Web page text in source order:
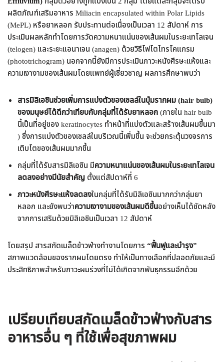
ผลิตภัณฑ์เสริมอาหาร Miliacin encapsulated within Polar Lipids
(MePL) หรือยาหลอก รับประทานต่อเนื่องเป็นเวลา 12 สัปดาห์ การ
ประเมินผลหลักทำโดยการวัดความหนาแน่นของเส้นผมในระยะเทโลเจน
(telogen) และระยะแอนาเจน (anagen) ด้วยวิธีโฟโตไทรโคแกรม
(phototrichogram) นอกจากนี้ยังมีการประเมินภาวะหนังศีรษะแห้งและ
ความเงางามของเส้นผมโดยแพทย์ผู้เชี่ยวชาญ ผลการศึกษาพบว่า
สารมิลิเอซินช่วยเพิ่มการแบ่งตัวของเซลล์ในปุ่มรากผม (hair bulb)
ของมนุษย์ได้ดีกว่าเทียบกับกลุ่มที่ได้รับยาหลอก(ภายใน hair bulb
นี้เป็นที่อยู่ของ keratinocytes ทำหน้าที่แบ่งตัวและสร้างเส้นผมขึ้นมา
) ซึ่งการแบ่งตัวของเซลล์ในบริเวณนี้เพิ่มขึ้น จะช่วยกระตุ้นวงจรการ
เติบโตของเส้นผมมากขึ้น
กลุ่มที่ได้รับสารมิลิเอซิน มีความหนาแน่นของเส้นผมในระยะเทโลเจน
ลดลงอย่างมีนัยสำคัญ ตั้งแต่สัปดาห์ที่ 6
ภาวะหนังศีรษะแห้งลดลงในกลุ่มที่ได้รับมิลิเอซินมากกว่ากลุ่มยา
หลอก และยังพบว่าความเงางามของเส้นผมดีขึ้นอย่างเห็นได้ชัดหลัง
จากการเสริมด้วยมิลิเอซินเป็นเวลา 12 สัปดาห์
โดยสรุป สารสกัดเมล็ดข้าวฟ่างทำงานโดยการ “ฟื้นฟูและบำรุง”
สภาพแวดล้อมของรากผมโดยตรง ทำให้เป็นทางเลือกที่ปลอดภัยและมี
ประสิทธิภาพสำหรับภาวะผมร่วงที่ไม่ได้เกิดจากพันธุกรรมอีกด้วย
เปรียบเทียบสกัดเมล็ดข้าวฟ่างกับสาร
อาหารอื่น ๆ ที่ใช้เพื่อสุขภาพผม